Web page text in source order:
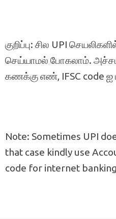
குறிப்பு: சில UPI
செய்யாமல் போகலாம்.
கணக்கு எண், IFSC code ஐ
Note: Sometimes UPI
that case kindly use
code for internet